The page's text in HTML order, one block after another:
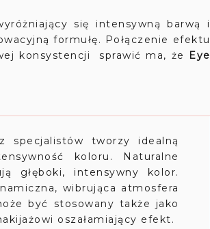
się intensywną barwą i
formułę. Połączenie efektu
konsystencji sprawić ma, że
Eye
specjalistów tworzy idealną
koloru. Naturalne
głęboki, intensywny kolor.
wibrująca atmosfera
być stosowany także jako
oszałamiający efekt.